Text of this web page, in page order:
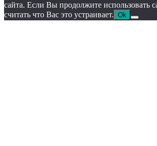
сайта. Если Вы продолжите использовать
считать что Вас это устраивает. Ok